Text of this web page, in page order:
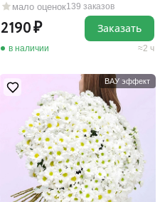
мало оценок139 заказов
2190
в наличии 2 ч
Заказать
ВАУ эффект